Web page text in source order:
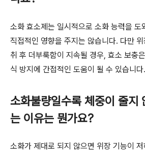
소화 효소제는 일시적으로 소화 능력을 도
직접적인 영향을 주지는 않습니다. 다만
취 후 더부룩함이 지속될 경우, 효소 보충
식 방지에 간접적인 도움이 될 수 있습니다.
소화불량일수록 체중이 줄지
는 이유는 뭔가요?
소화가 제대로 되지 않으면 위장 기능이